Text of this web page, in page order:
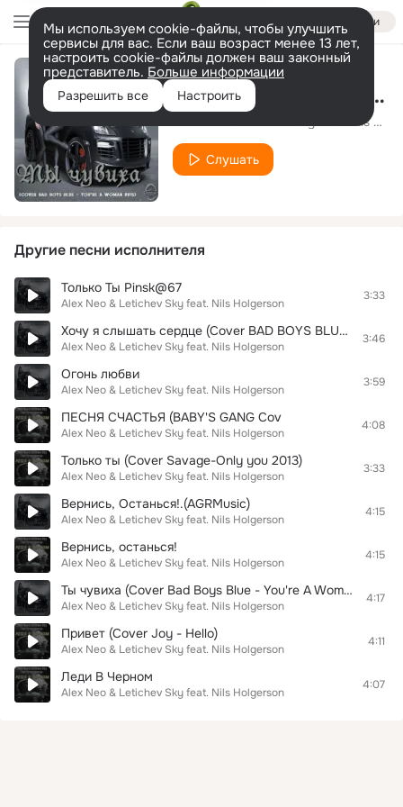
Войти
Мы используем cookie-файлы, чтобы улучшить
сервисы для вас. Если ваш возраст менее 13 лет,
настроить cookie-файлы должен ваш законный
представитель. Больше информации
Разрешить все Настроить Огонь любви (Rework 2014)
Alex Neo & Letichev Sky feat. Nils Holgerson
Слушать
Другие песни исполнителя
Только Ты Pinsk@67
Alex Neo & Letichev Sky feat. Nils Holgerson
3:33
Хочу я слышать сердце (Cover BAD BOYS BLUE- i Wanna Hear Your Heartbeat)
Alex Neo & Letichev Sky feat. Nils Holgerson
3:46
Огонь любви
Alex Neo & Letichev Sky feat. Nils Holgerson
3:59
ПЕСНЯ СЧАСТЬЯ (BABY'S GANG Cov
Alex Neo & Letichev Sky feat. Nils Holgerson
4:08
Только ты (Cover Savage-Only you 2013)
Alex Neo & Letichev Sky feat. Nils Holgerson
3:33
Вернись, Останься!.(AGRMusic)
Alex Neo & Letichev Sky feat. Nils Holgerson
4:15
Вернись, останься!
Alex Neo & Letichev Sky feat. Nils Holgerson
4:15
Ты чувиха (Cover Bad Boys Blue - You're A Woman 2015)
Alex Neo & Letichev Sky feat. Nils Holgerson
4:17
Привет (Cover Joy - Hello)
Alex Neo & Letichev Sky feat. Nils Holgerson
4:11
Леди В Черном
Alex Neo & Letichev Sky feat. Nils Holgerson
4:07